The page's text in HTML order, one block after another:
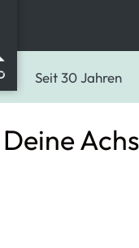
Seit 30 Jahren